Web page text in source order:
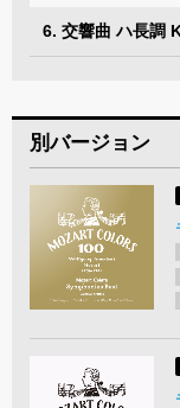
6. 交響曲 ハ長調
別バージョン